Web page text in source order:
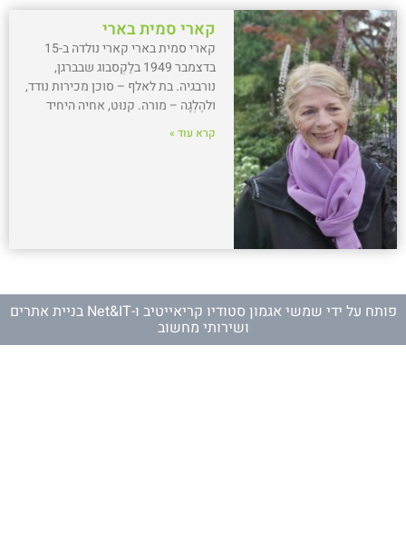
קארי סמית בארי
קארי סמית בארי קארי נולדה ב-15
בדצמבר 1949 בלַקְסבוג שבברגן,
נורבגיה. בת לאלף – סוכן מכירות נודד,
ולהֶלְגָה – מורה. קנוּט, אחיה היחיד
קרא עוד »
פותח על ידי שמשי אגמון סטודיו קריאייטיב ו- Net&IT בניית אתרים
ושירותי מחשוב